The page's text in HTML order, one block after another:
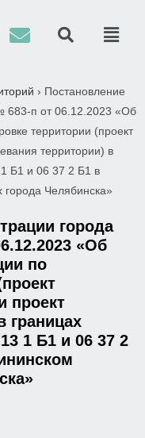
› Постановление
683-п от 06.12.2023 «Об
территории (проект
территории) в
1 Б1 и 06 37 2 Б1 в
Челябинска»
города
«Об
по
проект
границах
1 Б1 и 06 37 2